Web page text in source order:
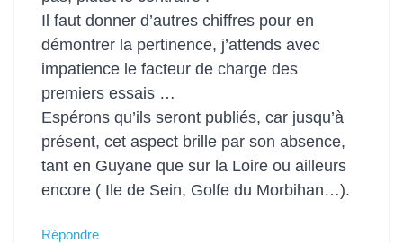
Il faut donner d’autres chiffres pour en
démontrer la pertinence, j’attends avec
impatience le facteur de charge des
premiers essais …
Espérons qu’ils seront publiés, car jusqu’à
présent, cet aspect brille par son absence,
tant en Guyane que sur la Loire ou ailleurs
encore ( Ile de Sein, Golfe du Morbihan…).
Répondre